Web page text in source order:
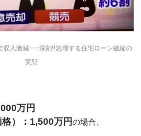
収入激減･･･深刻!!急増する住宅ローン破綻の
実態
万円
）：1,500万円の場合、